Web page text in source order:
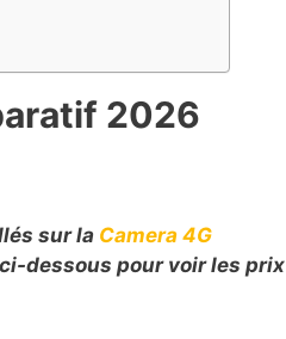
2026
sur la Camera 4G
dessous pour voir les prix